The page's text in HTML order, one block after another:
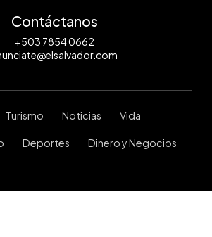
Contáctanos
+503 7854 0662
Turismo Noticias Vida
Deportes Dinero y Negocios